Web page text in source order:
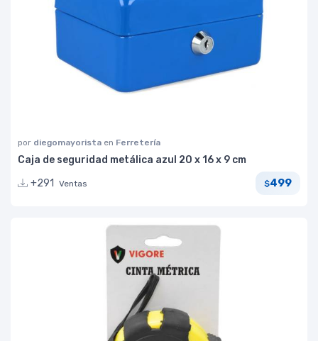
por diegomayorista en Ferretería
Caja de seguridad metálica azul 20 x 16 x 9 cm
+291
Ventas $499